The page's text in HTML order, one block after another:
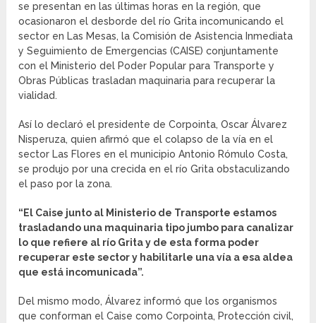
se presentan en las últimas horas en la región, que
ocasionaron el desborde del río Grita incomunicando el
sector en Las Mesas, la Comisión de Asistencia Inmediata
y Seguimiento de Emergencias (CAISE) conjuntamente
con el Ministerio del Poder Popular para Transporte y
Obras Públicas trasladan maquinaria para recuperar la
vialidad.
Así lo declaró el presidente de Corpointa, Oscar Álvarez
Nisperuza, quien afirmó que el colapso de la vía en el
sector Las Flores en el municipio Antonio Rómulo Costa,
se produjo por una crecida en el río Grita obstaculizando
el paso por la zona.
“El Caise junto al Ministerio de Transporte estamos
trasladando una maquinaria tipo jumbo para canalizar
lo que refiere al río Grita y de esta forma poder
recuperar este sector y habilitarle una vía a esa aldea
que está incomunicada”.
Del mismo modo, Álvarez informó que los organismos
que conforman el Caise como Corpointa, Protección civil,